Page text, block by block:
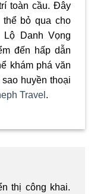
toàn cầu. Đây
bỏ qua cho
Danh Vọng
đến hấp dẫn
khám phá văn
huyền thoại
Travel .
thị công khai.